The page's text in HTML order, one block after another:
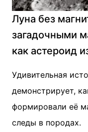
Луна без
загадочными
как астероид
Удивительная
демонстрирует,
формировали её
следы в породах.